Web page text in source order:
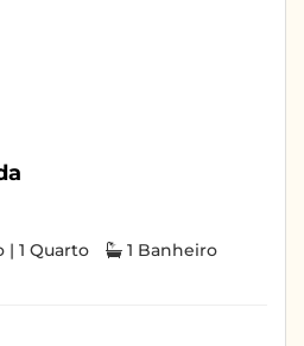
| 1 Quarto 1 Banheiro